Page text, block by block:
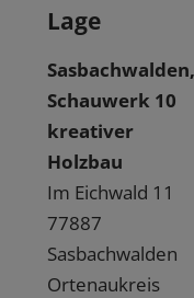
Lage
Sasbachwalden,
Schauwerk 10
kreativer
Holzbau
Im Eichwald 11
77887
Sasbachwalden
Ortenaukreis